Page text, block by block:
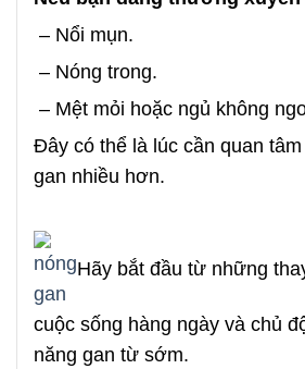
– Nổi mụn.
– Nóng trong.
– Mệt mỏi hoặc ngủ không
Đây có thể là lúc cần quan
gan nhiều hơn.
Hãy bắt đầu từ những
cuộc sống hàng ngày và chủ
năng gan từ sớm.